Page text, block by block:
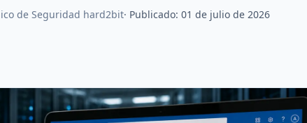
de Seguridad hard2bit· Publicado: 01 de julio de 2026